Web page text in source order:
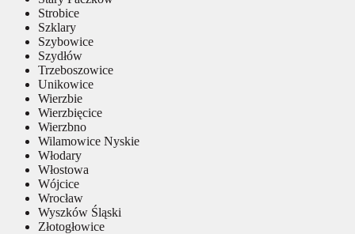
Strobice
Szklary
Szybowice
Szydłów
Trzeboszowice
Unikowice
Wierzbie
Wierzbięcice
Wierzbno
Wilamowice Nyskie
Włodary
Włostowa
Wójcice
Wrocław
Wyszków Śląski
Złotogłowice